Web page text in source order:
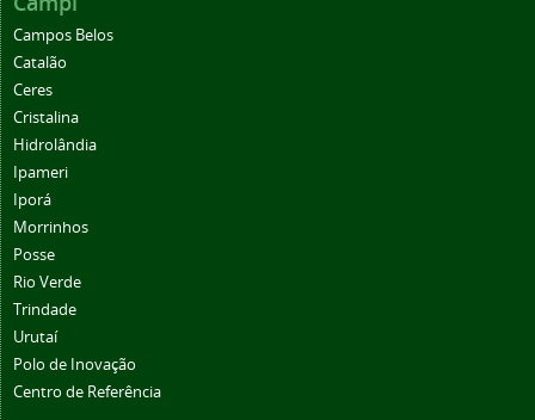
Campos Belos
Catalão
Ceres
Cristalina
Hidrolândia
Ipameri
Iporá
Morrinhos
Posse
Rio Verde
Trindade
Urutaí
Polo de Inovação
Centro de Referência